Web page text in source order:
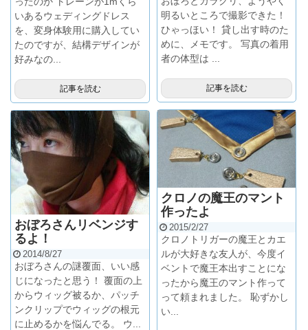
いあるウェディングドレス
を、変身体験用に購入してい
たのですが、結構デザインが
好みなの...
記事を読む
明るいところで撮影できた！
ひゃっほい！ 貸し出す時のた
めに、メモです。 写真の着用
者の体型は ...
記事を読む
クロノの魔王のマント
作ったよ
2015/2/27
クロノトリガーの魔王とカエ
ルが大好きな友人が、今度イ
ベントで魔王本出すことにな
ったから魔王のマント作って
って頼まれました。 恥ずかし
い...
おぼろさんリベンジす
るよ！
2014/8/27
おぼろさんの謎覆面、いい感
じになったと思う！ 覆面の上
からウィッグ被るか、パッチ
ンクリップでウィッグの根元
に止めるかを悩んでる。 ウ...